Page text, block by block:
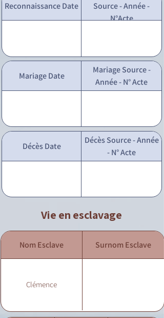
Reconnaissance Date
Source - Année -
N°Acte
Mariage Date
Mariage Source -
Année - N° Acte
Décès Date
Décès Source - Année
- N° Acte
Vie en esclavage
Nom Esclave Surnom Esclave
Clémence